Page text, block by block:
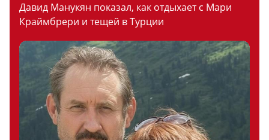
Давид Манукян показал, как отдыхает с Мари
Краймбрери и тещей в Турции